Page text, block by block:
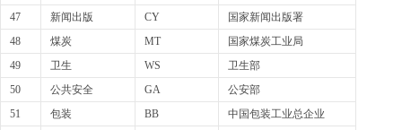
47
新闻出版 CY
国家新闻出版署
48
煤炭 MT
国家煤炭工业局
49
卫生 WS
卫生部
50
公共安全 GA
公安部
51
包装 BB
中国包装工业总企业